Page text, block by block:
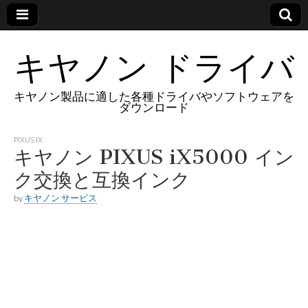
キヤノン ドライバ
キヤノン製品に適した各種ドライバやソフトウェアを
ダウンロード
PIXUS IX
キヤノン PIXUS iX5000 イン
ク交換と互換インク
by キヤノン サービス